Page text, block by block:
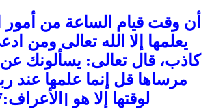
أن وقت قيام الساعة من أمور
يعلمها إلا الله تعالى ومن
كاذب، قال تعالى: يسألونك عن
مرساها قل إنما علمها عند
لوقتها إلا هو [الأعراف:187].